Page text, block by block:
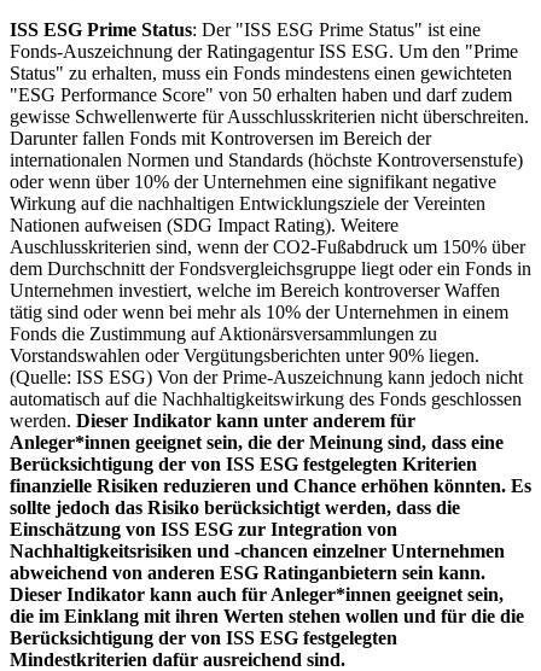
ISS ESG Prime Status: Der "ISS ESG Prime Status" ist eine
Fonds-Auszeichnung der Ratingagentur ISS ESG. Um den "Prime
Status" zu erhalten, muss ein Fonds mindestens einen gewichteten
"ESG Performance Score" von 50 erhalten haben und darf zudem
gewisse Schwellenwerte für Ausschlusskriterien nicht überschreiten.
Darunter fallen Fonds mit Kontroversen im Bereich der
internationalen Normen und Standards (höchste Kontroversenstufe)
oder wenn über 10% der Unternehmen eine signifikant negative
Wirkung auf die nachhaltigen Entwicklungsziele der Vereinten
Nationen aufweisen (SDG Impact Rating). Weitere
Auschlusskriterien sind, wenn der CO2-Fußabdruck um 150% über
dem Durchschnitt der Fondsvergleichsgruppe liegt oder ein Fonds in
Unternehmen investiert, welche im Bereich kontroverser Waffen
tätig sind oder wenn bei mehr als 10% der Unternehmen in einem
Fonds die Zustimmung auf Aktionärsversammlungen zu
Vorstandswahlen oder Vergütungsberichten unter 90% liegen.
(Quelle: ISS ESG) Von der Prime-Auszeichnung kann jedoch nicht
automatisch auf die Nachhaltigkeitswirkung des Fonds geschlossen
werden. Dieser Indikator kann unter anderem für
Anleger*innen geeignet sein, die der Meinung sind, dass eine
Berücksichtigung der von ISS ESG festgelegten Kriterien
finanzielle Risiken reduzieren und Chance erhöhen könnten. Es
sollte jedoch das Risiko berücksichtigt werden, dass die
Einschätzung von ISS ESG zur Integration von
Nachhaltigkeitsrisiken und -chancen einzelner Unternehmen
abweichend von anderen ESG Ratinganbietern sein kann.
Dieser Indikator kann auch für Anleger*innen geeignet sein,
die im Einklang mit ihren Werten stehen wollen und für die die
Berücksichtigung der von ISS ESG festgelegten
Mindestkriterien dafür ausreichend sind.